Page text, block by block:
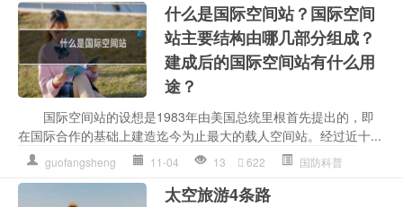
什么是国际空间站？国际空间
站主要结构由哪几部分组成？
建成后的国际空间站有什么用
途？
国际空间站的设想是1983年由美国总统里根首先提出的，即
在国际合作的基础上建造迄今为止最大的载人空间站。经过近十...
guofangsheng 11-04 13 622 国防科普
太空旅游4条路